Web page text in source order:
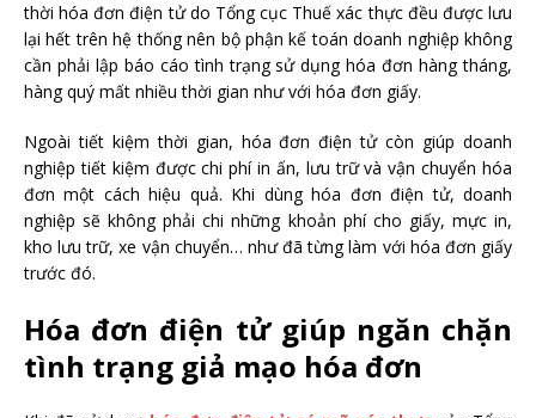
thời hóa đơn điện tử do Tổng cục Thuế xác thực đều được lưu
lại hết trên hệ thống nên bộ phận kế toán doanh nghiệp không
cần phải lập báo cáo tình trạng sử dụng hóa đơn hàng tháng,
hàng quý mất nhiều thời gian như với hóa đơn giấy.
Ngoài tiết kiệm thời gian, hóa đơn điện tử còn giúp doanh
nghiệp tiết kiệm được chi phí in ấn, lưu trữ và vận chuyển hóa
đơn một cách hiệu quả. Khi dùng hóa đơn điện tử, doanh
nghiệp sẽ không phải chi những khoản phí cho giấy, mực in,
kho lưu trữ, xe vận chuyển… như đã từng làm với hóa đơn giấy
trước đó.
Hóa đơn điện tử giúp ngăn chặn
tình trạng giả mạo hóa đơn